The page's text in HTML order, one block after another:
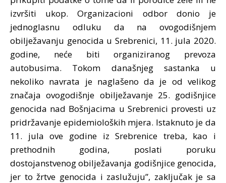
izvršiti ukop. Organizacioni odbor donio je
jednoglasnu odluku da na ovogodišnjem
obilježavanju genocida u Srebrenici, 11. jula 2020.
godine, neće biti organiziranog prevoza
autobusima. Tokom današnjeg sastanka u
nekoliko navrata je naglašeno da je od velikog
značaja ovogodišnje obilježavanje 25. godišnjice
genocida nad Bošnjacima u Srebrenici provesti uz
pridržavanje epidemioloških mjera. Istaknuto je da
11. jula ove godine iz Srebrenice treba, kao i
prethodnih godina, poslati poruku
dostojanstvenog obilježavanja godišnjice genocida,
jer to žrtve genocida i zaslužuju”, zaključak je sa